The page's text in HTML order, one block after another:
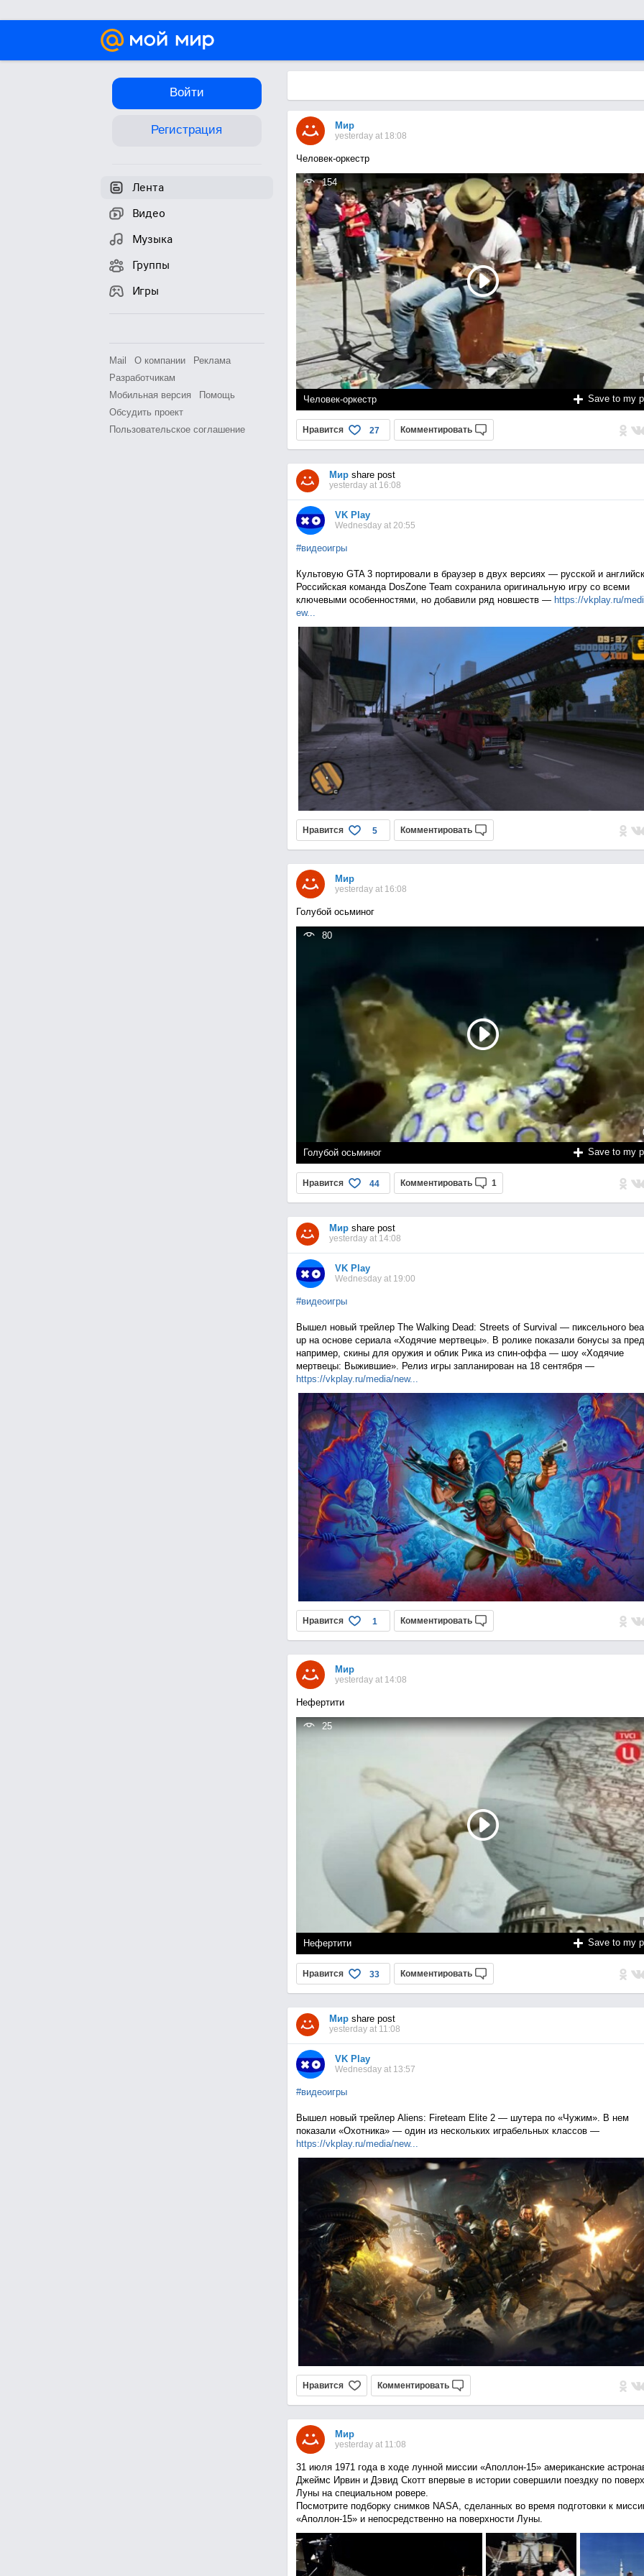
Войти
Регистрация
Лента
Видео
Музыка
Группы
Игры
Mail О компании
Реклама
Разработчикам
Мобильная версия
Помощь
Обсудить проект
Пользовательское соглашение
Мир
yesterday at 18:08
Человек-оркестр
154
Человек-оркестр Save to my
Нравится 27 Комментировать
Мирshare post
yesterday at 16:08
VK Play
Wednesday at 20:55
#видеоигры
Культовую GTA 3 портировали в браузер в двух версиях — русской и
Российская команда DosZone Team сохранила оригинальную игру со всеми
ключевыми особенностями, но добавили ряд новшеств — https://vkplay.ru/
ew...
Нравится 5 Комментировать
Мир
yesterday at 16:08
Голубой осьминог
80
Голубой осьминог Save to my
Нравится 44 Комментировать 1
Мирshare post
yesterday at 14:08
VK Play
Wednesday at 19:00
#видеоигры
Вышел новый трейлер The Walking Dead: Streets of Survival — пиксельного
up на основе сериала «Ходячие мертвецы». В ролике показали бонусы за
например, скины для оружия и облик Рика из спин-оффа — шоу «Ходячие
мертвецы: Выжившие». Релиз игры запланирован на 18 сентября —
https://vkplay.ru/media/new...
Нравится 1 Комментировать
Мир
yesterday at 14:08
Нефертити
25
Нефертити Save to my
Нравится 33 Комментировать
Мирshare post
yesterday at 11:08
VK Play
Wednesday at 13:57
#видеоигры
Вышел новый трейлер Aliens: Fireteam Elite 2 — шутера по «Чужим». В нем
показали «Охотника» — один из нескольких играбельных классов —
https://vkplay.ru/media/new...
Нравится Комментировать
Мир
yesterday at 11:08
31 июля 1971 года в ходе лунной миссии «Аполлон-15» американские
Джеймс Ирвин и Дэвид Скотт впервые в истории совершили поездку по
Луны на специальном ровере.
Посмотрите подборку снимков NASA, сделанных во время подготовки к
«Аполлон-15» и непосредственно на поверхности Луны.